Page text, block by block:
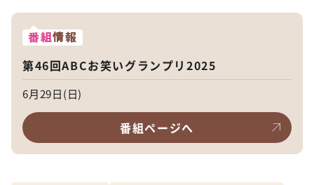
番組情報
第46回ABCお笑いグランプリ2025
6月29日(日)
番組ページへ